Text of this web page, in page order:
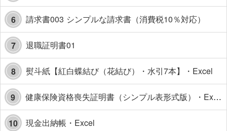
6 請求書003 シンプルな請求書（消費税10％対応）
7 退職証明書01
8 熨斗紙【紅白蝶結び（花結び）・水引7本】・Excel
9 健康保険資格喪失証明書（シンプル表形式版）・Excel【見本付き】
10 現金出納帳・Excel